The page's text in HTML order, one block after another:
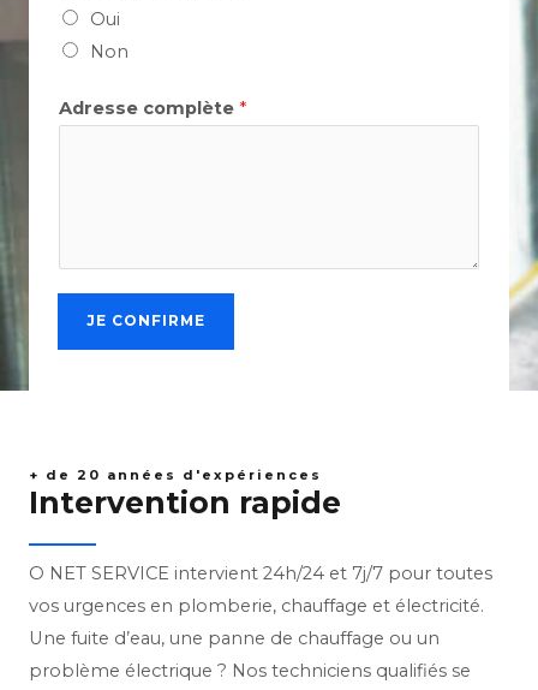
Oui
Non
Adresse complète *
JE CONFIRME
+ de 20 années d'expériences
Intervention rapide
O NET SERVICE intervient 24h/24 et 7j/7 pour toutes
vos urgences en plomberie, chauffage et électricité.
Une fuite d’eau, une panne de chauffage ou un
problème électrique ? Nos techniciens qualifiés se